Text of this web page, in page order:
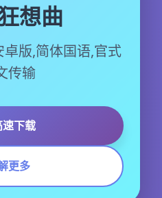
想曲
版,简体国语,官式
传输
速下载
更多